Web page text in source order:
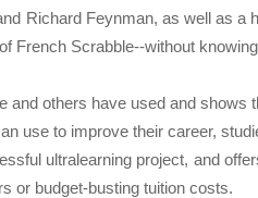
Richard Feynman, as well as
French Scrabble--without
and others have used and
use to improve their career,
ultralearning project, and
or budget-busting tuition costs.